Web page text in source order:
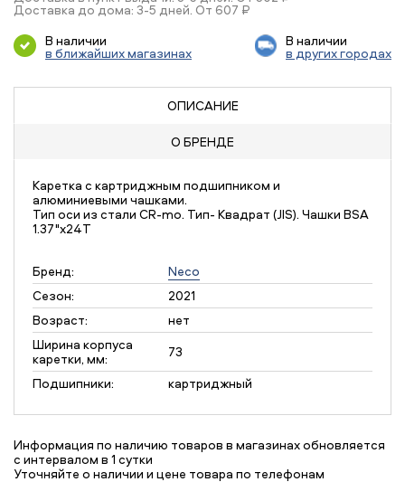
Доставка до дома: 3-5 дней. От 607 ₽
В наличии
в ближайших магазинах
В наличии
в других городах
ОПИСАНИЕ
О БРЕНДЕ
Каретка с картриджным подшипником и
алюминиевыми чашками.
Тип оси из стали СR-mo. Тип- Квадрат (JIS). Чашки BSA
1.37"x24T
Бренд:
Neco
Сезон:
2021
Возраст:
нет
Ширина корпуса
каретки, мм:
73
Подшипники:
картриджный
Информация по наличию товаров в магазинах обновляется
с интервалом в 1 сутки
Уточняйте о наличии и цене товара по телефонам